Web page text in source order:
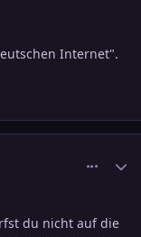
Internet".
du nicht auf die